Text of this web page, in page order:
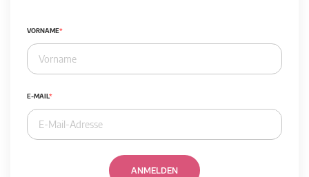
VORNAME
E-MAIL
ANMELDEN